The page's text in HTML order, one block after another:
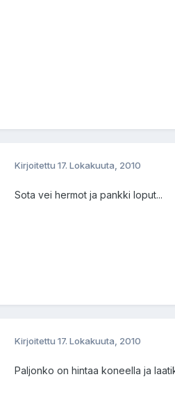
Kirjoitettu 17. Lokakuuta, 2010
Sota vei hermot ja pankki loput...
Kirjoitettu 17. Lokakuuta, 2010
Paljonko on hintaa koneella ja